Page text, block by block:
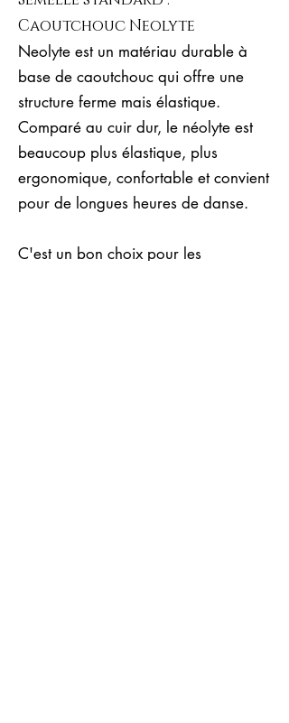
Caoutchouc Neolyte
Neolyte est un matériau durable à
base de caoutchouc qui offre une
structure ferme mais élastique.
Comparé au cuir dur, le néolyte est
beaucoup plus élastique, plus
ergonomique, confortable et convient
pour de longues heures de danse.
C'est un bon choix pour les